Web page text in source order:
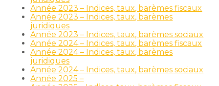
Année 2023 – Indices, taux, barèmes fiscaux
Année 2023 – Indices, taux, barèmes
juridiques
Année 2023 – Indices, taux, barèmes sociaux
Année 2024 – Indices, taux, barèmes fiscaux
Année 2024 – Indices, taux, barèmes
juridiques
Année 2024 – Indices, taux, barèmes sociaux
Année 2025 –